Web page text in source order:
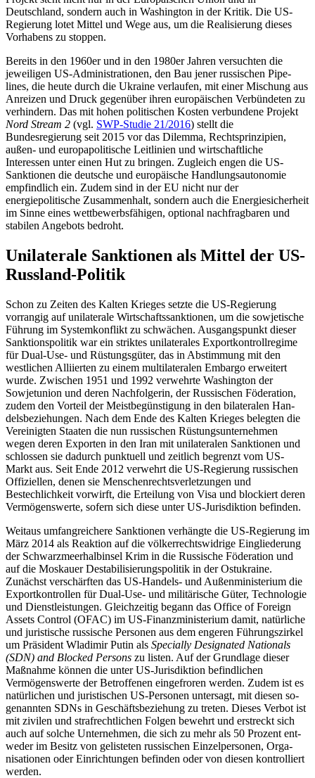
Deutschland, sondern auch in Washington in der Kritik. Die US-
Regierung lotet Mittel und Wege aus, um die Realisierung dieses
Vorhabens zu stoppen.
Bereits in den 1960er und in den 1980er Jahren versuchten die
jeweiligen US-Admi­nistrationen, den Bau jener russischen Pipe­
lines, die heute durch die Ukraine verlaufen, mit einer Mischung aus
Anreizen und Druck gegenüber ihren europäischen Ver­bündeten zu
verhindern. Das mit hohen politischen Kosten verbundene Projekt
Nord Stream 2 (vgl. SWP-Studie 21/2016) stellt die
Bundesregierung seit 2015 vor das Dilem­ma, Rechtsprinzipien,
außen- und europa­politische Leitlinien und wirtschaftliche
Interessen unter einen Hut zu bringen. Zu­gleich engen die US-
Sanktionen die deut­sche und euro­päische Handlungsautonomie
empfindlich ein. Zudem sind in der EU nicht nur der
energiepolitische Zusammenhalt, sondern auch die Energiesicherheit
im Sinne eines wett­bewerbsfähigen, optional nachfragbaren und
stabilen Angebots be­droht.
Unilaterale Sanktionen als Mittel der US-
Russland-Politik
Schon zu Zeiten des Kalten Krieges setzte die US-Regierung
vorrangig auf unilaterale Wirtschaftssanktionen, um die sowjetische
Führung im Systemkonflikt zu schwächen. Ausgangspunkt dieser
Sanktionspolitik war ein striktes uni­laterales Exportkontroll­regime
für Dual-Use- und Rüstungsgüter, das in Abstimmung mit den
westlichen Alliierten zu einem multi­lateralen Embargo erweitert
wurde. Zwischen 1951 und 1992 verwehrte Washington der
Sowjetunion und deren Nachfolgerin, der Russischen Födera­tion,
zudem den Vorteil der Meist­begüns­tigung in den bilateralen Han­
dels­beziehun­gen. Nach dem Ende des Kalten Krieges be­legten die
Vereinigten Staaten die nun rus­sischen Rüstungsunternehmen
wegen deren Exporten in den Iran mit unilateralen Sank­tionen und
schlossen sie dadurch punktuell und zeitlich begrenzt vom US-
Markt aus. Seit Ende 2012 verwehrt die US-Regierung russischen
Offiziellen, denen sie Menschenrechtsverletzungen und
Bestechlichkeit vorwirft, die Erteilung von Visa und blo­ckiert deren
Vermögenswerte, sofern sich diese unter US-Jurisdiktion befinden.
Weitaus umfangreichere Sanktionen verhängte die US-Regierung im
März 2014 als Reaktion auf die völkerrechtswidrige Eingliederung
der Schwarzmeerhalbinsel Krim in die Russische Föderation und
auf die Moskauer Destabilisierungspolitik in der Ostukraine.
Zunächst verschärften das US-Handels- und Außenministerium die
Exportkontrollen für Dual-Use- und mili­tärische Güter, Technologie
und Dienstleis­tungen. Gleichzeitig begann das Office ofForeign
Assets Control (OFAC) im US-Finanz­ministerium damit, natürliche
und juris­tische russische Personen aus dem engeren Führungszirkel
um Präsident Wladimir Putin als Specially Designated Nationals
(SDN) and Blocked Persons zu listen. Auf der Grund­lage dieser
Maßnahme können die unter US-Jurisdiktion befind­lichen
Vermögenswerte der Betroffenen eingefroren werden. Zudem ist es
natürlichen und juristischen US-Personen untersagt, mit die­sen so­
genann­ten SDNs in Geschäftsbeziehung zu treten. Dieses Verbot ist
mit zivilen und strafrechtlichen Folgen bewehrt und erstreckt sich
auch auf solche Unternehmen, die sich zu mehr als 50 Prozent ent­
weder im Besitz von gelisteten russischen Einzelpersonen, Orga­
nisationen oder Ein­richtungen befinden oder von diesen kon­trolliert
werden.